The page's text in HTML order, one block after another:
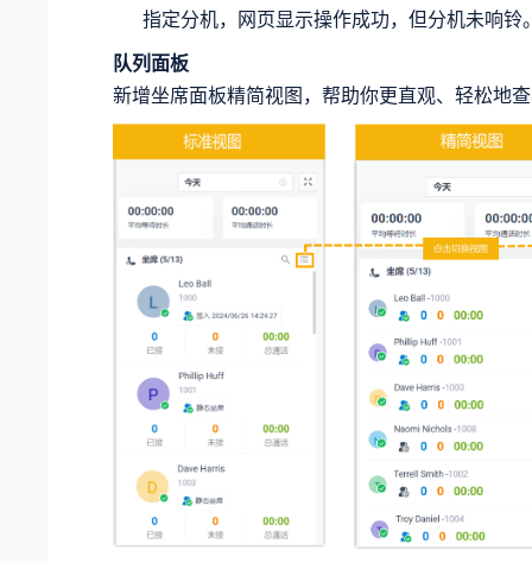
指定分机，网页显示操作成功，但分机未响铃
队列面板
新增坐席面板精简视图，帮助你更直观、轻松地